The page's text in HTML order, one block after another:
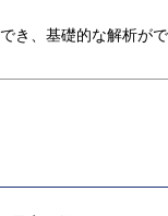
き、基礎的な解析がで